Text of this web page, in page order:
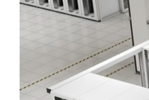
選擇。
這使 GPU 成
過去十年中，
大規模資料中